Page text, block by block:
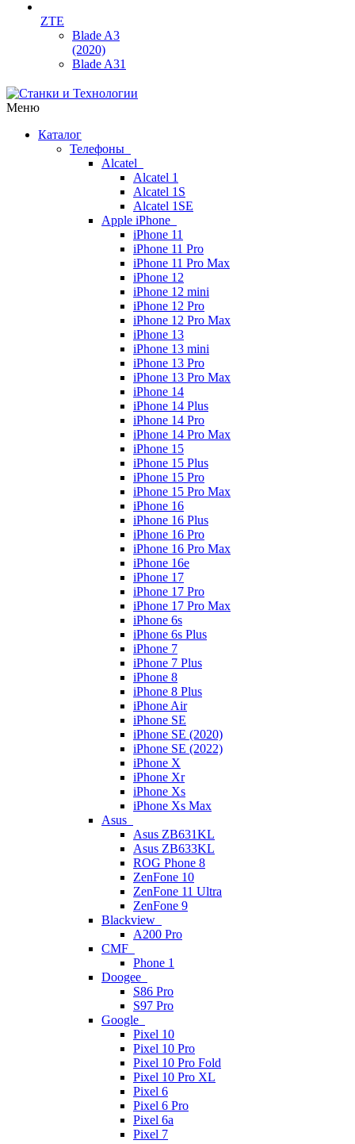
ZTE
Blade A3
(2020)
Blade A31
Меню
Каталог
Телефоны
Alcatel
Alcatel 1
Alcatel 1S
Alcatel 1SE
Apple iPhone
iPhone 11
iPhone 11 Pro
iPhone 11 Pro Max
iPhone 12
iPhone 12 mini
iPhone 12 Pro
iPhone 12 Pro Max
iPhone 13
iPhone 13 mini
iPhone 13 Pro
iPhone 13 Pro Max
iPhone 14
iPhone 14 Plus
iPhone 14 Pro
iPhone 14 Pro Max
iPhone 15
iPhone 15 Plus
iPhone 15 Pro
iPhone 15 Pro Max
iPhone 16
iPhone 16 Plus
iPhone 16 Pro
iPhone 16 Pro Max
iPhone 16e
iPhone 17
iPhone 17 Pro
iPhone 17 Pro Max
iPhone 6s
iPhone 6s Plus
iPhone 7
iPhone 7 Plus
iPhone 8
iPhone 8 Plus
iPhone Air
iPhone SE
iPhone SE (2020)
iPhone SE (2022)
iPhone X
iPhone Xr
iPhone Xs
iPhone Xs Max
Asus
Asus ZB631KL
Asus ZB633KL
ROG Phone 8
ZenFone 10
ZenFone 11 Ultra
ZenFone 9
Blackview
A200 Pro
CMF
Phone 1
Doogee
S86 Pro
S97 Pro
Google
Pixel 10
Pixel 10 Pro
Pixel 10 Pro Fold
Pixel 10 Pro XL
Pixel 6
Pixel 6 Pro
Pixel 6a
Pixel 7